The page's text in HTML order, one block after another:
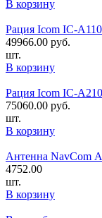
В корзину
Рация Icom IC-A110
49966.00 руб.
шт.
В корзину
Рация Icom IC-A210
75060.00 руб.
шт.
В корзину
Антенна NavCom
4752.00
шт.
В корзину